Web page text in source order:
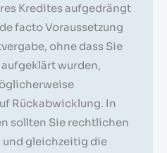
Kredites aufgedrängt
facto Voraussetzung
ohne dass Sie
wurden,
Rückabwicklung. In
sollten Sie rechtlichen
und gleichzeitig die